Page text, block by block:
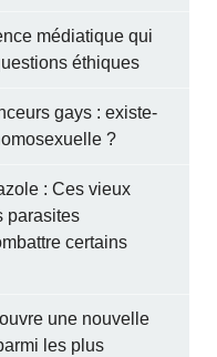
médiatique qui
éthiques
gays : existe-
?
: Ces vieux
parasites
certains
une nouvelle
les plus